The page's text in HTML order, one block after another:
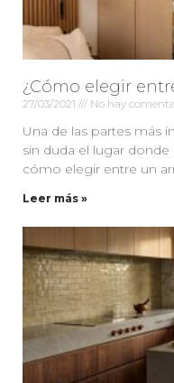
¿Cómo elegir
27/03/2021 No hay
Una de las partes más
sin duda el lugar
cómo elegir entre un
Leer más »